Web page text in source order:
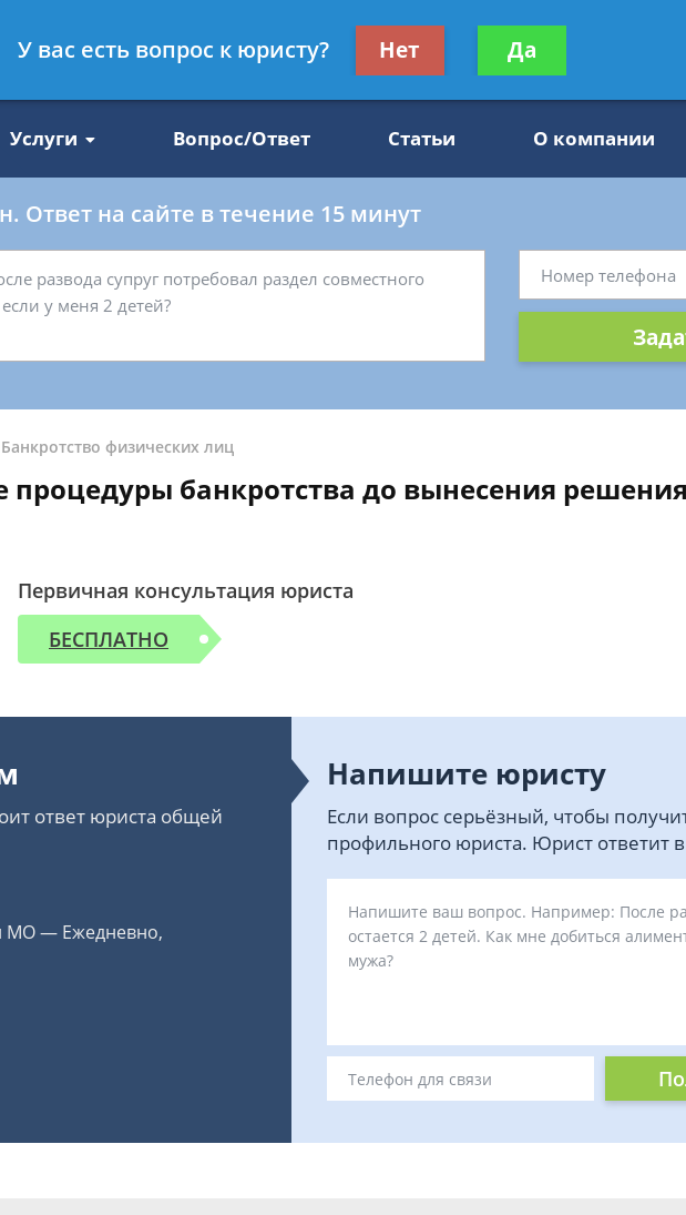
27-47
Получите консультацию
бесплатно
Услуги Вопрос/Ответ Статьи О компании
Ответ на сайте в течение 15 минут
Банкротство физических лиц
банкротства до вынесения
Первичная консультация юриста
БЕСПЛАТНО
ответ юриста общей
МО — Ежедневно,
Напишите юристу
Если вопрос серьёзный, чтобы
профильного юриста. Юрист ответит
У вас есть вопрос к юристу? Нет Да